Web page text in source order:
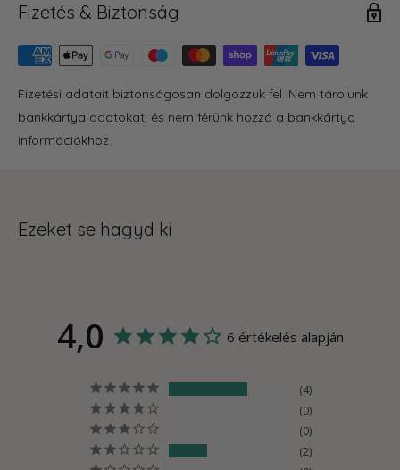
Fizetés & Biztonság
Fizetési adatait biztonságosan dolgozzuk fel. Nem tárolunk
bankkártya adatokat, és nem férünk hozzá a bankkártya
információkhoz.
Ezeket se hagyd ki
4,0 6 értékelés alapján
4
0
0
2